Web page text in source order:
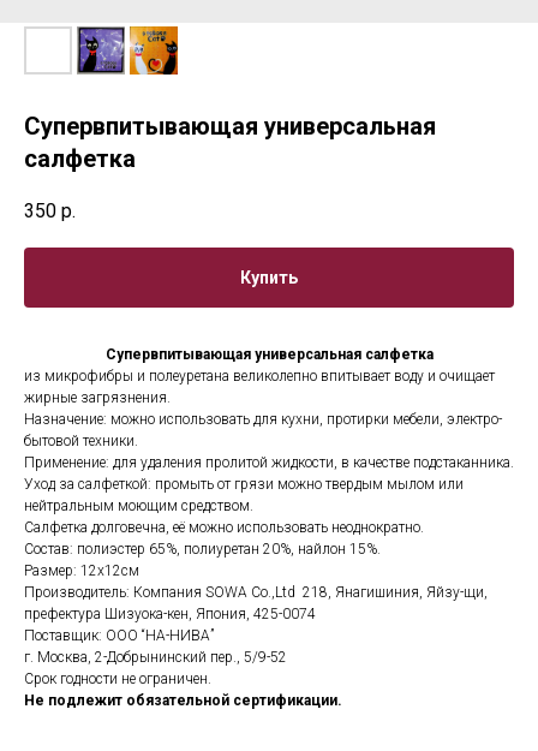
Супервпитывающая универсальная
салфетка
350 р.
Купить
Супервпитывающая универсальная салфетка
из микрофибры и полеуретана великолепно впитывает воду и очищает
жирные загрязнения.
Назначение: можно использовать для кухни, протирки мебели, электро-
бытовой техники.
Применение: для удаления пролитой жидкости, в качестве подстаканника.
Уход за салфеткой: промыть от грязи можно твердым мылом или
нейтральным моющим средством.
Салфетка долговечна, её можно использовать неоднократно.
Состав: полиэстер 65%, полиуретан 20%, найлон 15%.
Размер: 12х12см
Производитель: Компания SOWA Co.,Ltd 218, Янагишиния, Яйзу-щи,
префектура Шизуока-кен, Япония, 425-0074
Поставщик: ООО “НА-НИВА”
г. Москва, 2-Добрынинский пер., 5/9-52
Срок годности не ограничен.
Не подлежит обязательной сертификации.